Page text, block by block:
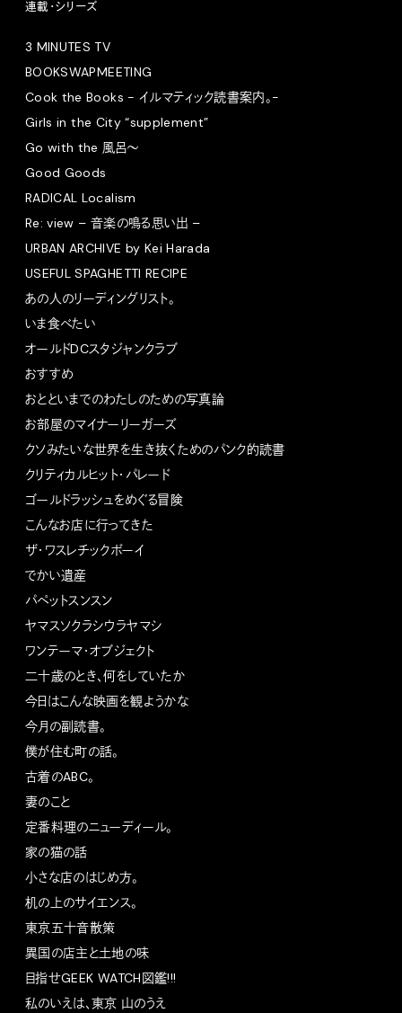
連載・シリーズ
3 MINUTES TV
BOOKSWAPMEETING
Cook the Books - イルマティック読書案内。-
Girls in the City “supplement”
Go with the 風呂〜
Good Goods
RADICAL Localism
Re: view – 音楽の鳴る思い出 –
URBAN ARCHIVE by Kei Harada
USEFUL SPAGHETTI RECIPE
あの人のリーディングリスト。
いま食べたい
オールドDCスタジャンクラブ
おすすめ
おとといまでのわたしのための写真論
お部屋のマイナーリーガーズ
クソみたいな世界を生き抜くためのパンク的読書
クリティカルヒット・パレード
ゴールドラッシュをめぐる冒険
こんなお店に行ってきた
ザ・ワスレチックボーイ
でかい遺産
パペットスンスン
ヤマスソクラシウラヤマシ
ワンテーマ・オブジェクト
二十歳のとき、何をしていたか
今日はこんな映画を観ようかな
今月の副読書。
僕が住む町の話。
古着のABC。
妻のこと
定番料理のニューディール。
家の猫の話
小さな店のはじめ方。
机の上のサイエンス。
東京五十音散策
異国の店主と土地の味
目指せGEEK WATCH図鑑!!!
私のいえは、東京 山のうえ